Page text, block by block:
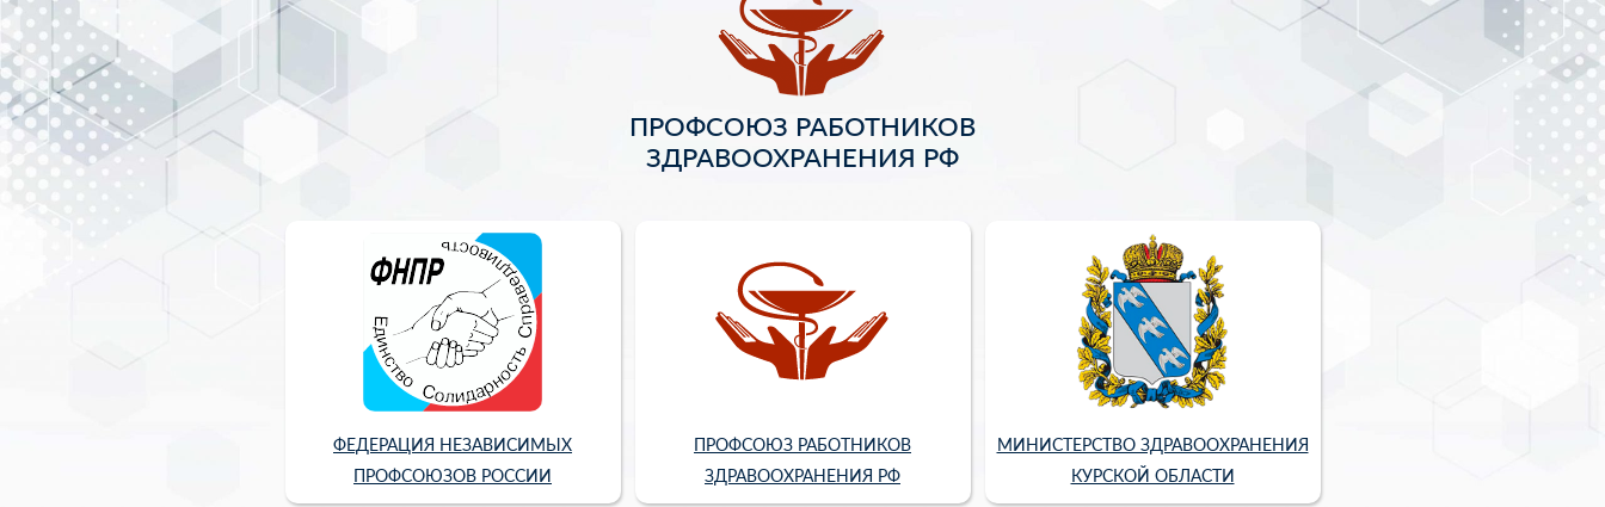
ПРОФСОЮЗ РАБОТНИКОВ
ЗДРАВООХРАНЕНИЯ РФ
ФЕДЕРАЦИЯ НЕЗАВИСИМЫХ
ПРОФСОЮЗОВ РОССИИ
ПРОФСОЮЗ РАБОТНИКОВ
ЗДРАВООХРАНЕНИЯ РФ
МИНИСТЕРСТВО ЗДРАВООХРАНЕНИЯ
КУРСКОЙ ОБЛАСТИ